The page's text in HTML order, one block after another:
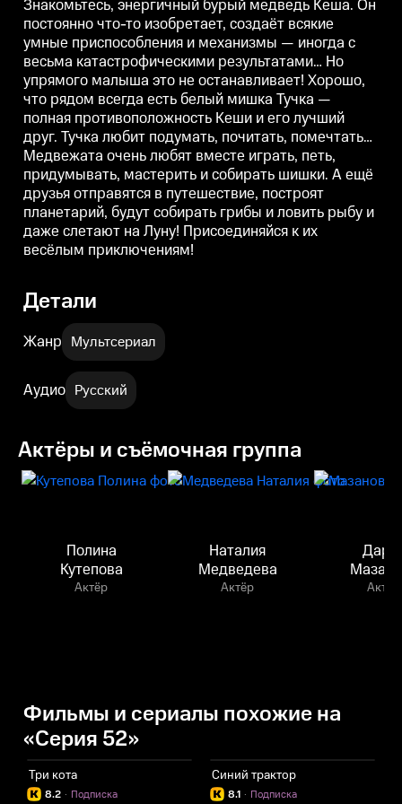
противоположность Кеши и его
лучший друг. Тучка любит
подумать, почитать, помечтать…
Медвежата очень любят вместе
играть, петь, придумывать,
мастерить и собирать шишки. А
ещё друзья отправятся в
путешествие, построят
планетарий, будут собирать
грибы и ловить рыбу и даже
слетают на Луну!
Присоединяйся к их весёлым
приключениям!
противоположность Кеши и его
лучший друг. Тучка любит
подумать, почитать, помечтать…
Медвежата очень любят вместе
играть, петь, придумывать,
мастерить и собирать шишки. А
ещё друзья отправятся в
путешествие, построят
планетарий, будут собирать
грибы и ловить рыбу и даже
слетают на Луну!
Присоединяйся к их весёлым
приключениям!
Знакомьтесь, энергичный бурый медведь Кеша. Он
постоянно что-то изобретает, создаёт всякие
умные приспособления и механизмы — иногда с
весьма катастрофическими результатами… Но
упрямого малыша это не останавливает! Хорошо,
что рядом всегда есть белый мишка Тучка —
полная противоположность Кеши и его лучший
друг. Тучка любит подумать, почитать, помечтать…
Медвежата очень любят вместе играть, петь,
придумывать, мастерить и собирать шишки. А ещё
друзья отправятся в путешествие, построят
планетарий, будут собирать грибы и ловить рыбу и
даже слетают на Луну! Присоединяйся к их
весёлым приключениям!
Детали
Жанр Мультсериал
Аудио Русский
Актёры и съёмочная группа
Полина
Кутепова
Актёр
Наталия
Медведева
Актёр Актёр
Фильмы и сериалы похожие на
«Серия 52»
Три кота
8.2 Подписка
·
Синий трактор
8.1 Подписка
·